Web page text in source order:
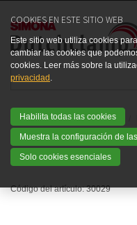
Home Productos IM types
IM 3 X 12 - 32
Código del artículo:30029
COOKIES EN ESTE SITIO WEB
Este sitio web utiliza cookies
cambiar las cookies que
cookies. Leer más sobre la
privacidad .
Habilita todas las cookies
Muestra la configuración de
Solo cookies esenciales